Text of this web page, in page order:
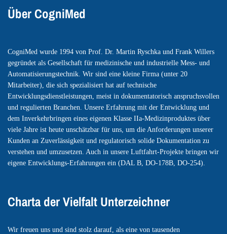
Über CogniMed
CogniMed wurde 1994 von Prof. Dr. Martin Ryschka und Frank Willers
gegründet als Gesellschaft für medizinische und industrielle Mess- und
Automatisierungstechnik. Wir sind eine kleine Firma (unter 20
Mitarbeiter), die sich spezialisiert hat auf technische
Entwicklungsdienstleistungen, meist in dokumentatorisch anspruchsvollen
und regulierten Branchen. Unsere Erfahrung mit der Entwicklung und
dem Inverkehrbringen eines eigenen Klasse IIa-Medizinproduktes über
viele Jahre ist heute unschätzbar für uns, um die Anforderungen unserer
Kunden an Zuverlässigkeit und regulatorisch solide Dokumentation zu
verstehen und umzusetzen. Auch in unsere Luftfahrt-Projekte bringen wir
eigene Entwicklungs-Erfahrungen ein (DAL B, DO-178B, DO-254).
Charta der Vielfalt Unterzeichner
Wir freuen uns und sind stolz darauf, als eine von tausenden